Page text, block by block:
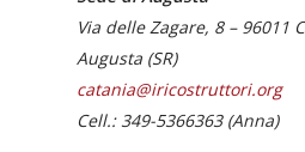
Via delle Zagare, 8 – 96011
Augusta (SR)
catania@iricostruttori.org
Cell.: 349-5366363 (Anna)